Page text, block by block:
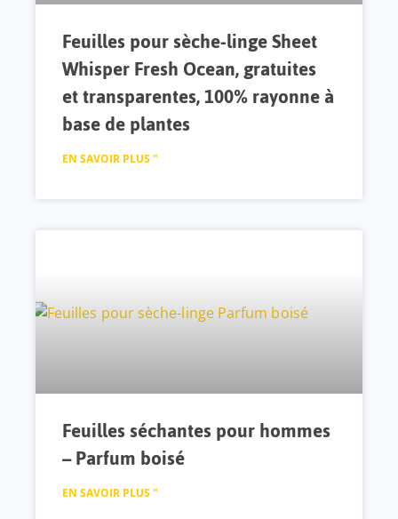
Feuilles pour sèche-linge Sheet
Whisper Fresh Ocean, gratuites
et transparentes, 100% rayonne à
base de plantes
EN SAVOIR PLUS "
Feuilles séchantes pour hommes
– Parfum boisé
EN SAVOIR PLUS "